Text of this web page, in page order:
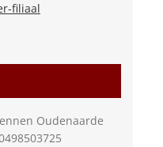
filiaal
Oudenaarde